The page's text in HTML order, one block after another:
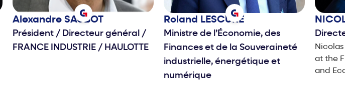
Alexandre SAUBOT
Président / Directeur général /
FRANCE INDUSTRIE / HAULOTTE
Roland LESCURE
Ministre de l’Économie, des
Finances et de la Souveraineté
industrielle, énergétique et
numérique
at the
and